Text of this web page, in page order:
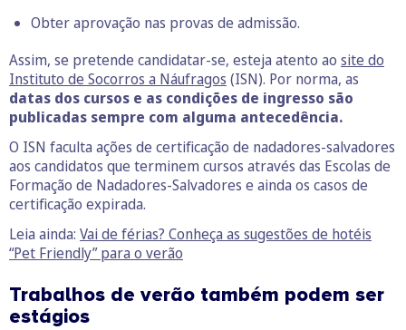
Obter aprovação nas provas de admissão.
Assim, se pretende candidatar-se, esteja atento ao site do
Instituto de Socorros a Náufragos (ISN). Por norma, as
datas dos cursos e as condições de ingresso são
publicadas sempre com alguma antecedência.
O ISN faculta ações de certificação de nadadores-salvadores
aos candidatos que terminem cursos através das Escolas de
Formação de Nadadores-Salvadores e ainda os casos de
certificação expirada.
Leia ainda: Vai de férias? Conheça as sugestões de hotéis
“Pet Friendly” para o verão
Trabalhos de verão também podem ser
estágios